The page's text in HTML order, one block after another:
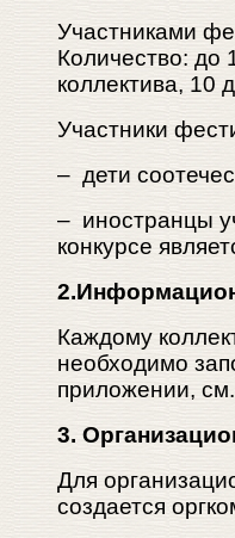
Участниками
Количество: до
коллектива, 10
Участники
– дети
– иностранцы
конкурсе
Каждому
необходимо
приложении,
3.
Для
создается